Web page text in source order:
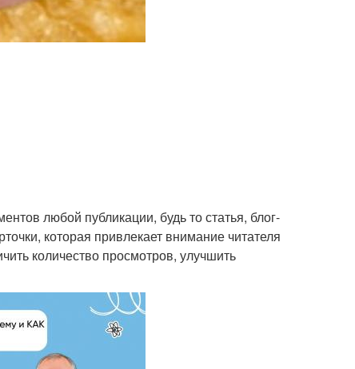
любой публикации, будь то статья, блог-
которая привлекает внимание читателя
количество просмотров, улучшить